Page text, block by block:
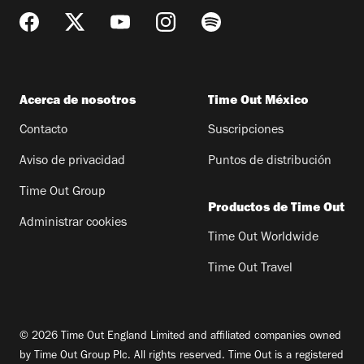
Acerca de nosotros
Contacto
Aviso de privacidad
Time Out Group
Administrar cookies
Time Out México
Suscripciones
Puntos de distribución
Productos de Time Out
Time Out Worldwide
Time Out Travel
© 2026 Time Out England Limited and affiliated companies owned
by Time Out Group Plc. All rights reserved. Time Out is a registered